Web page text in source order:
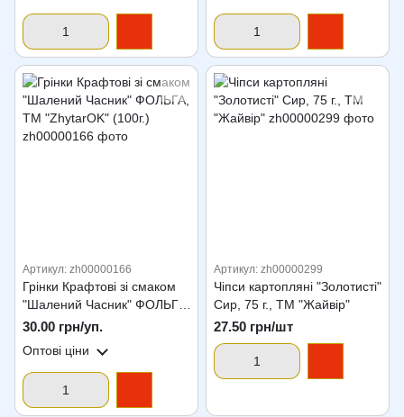
Артикул: zh00000166
Грінки Крафтові зі смаком
"Шалений Часник" ФОЛЬГА,
ТМ "ZhytarOK" (100г.)
30.00 грн/уп.
Оптові ціни
Артикул: zh00000299
Чіпси картопляні "Золотисті"
Сир, 75 г., ТМ "Жайвір"
27.50 грн/шт